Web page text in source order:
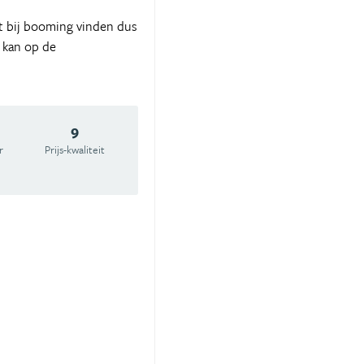
bij booming vinden dus
op de
9
Prijs-kwaliteit